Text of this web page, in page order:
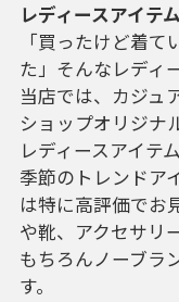
レディースアイテ
「買ったけど着
た」そんなレディ
当店では、カジュ
ショップオリジナ
レディースアイテ
季節のトレンドア
は特に高評価でお
や靴、アクセサリ
もちろんノーブラ
す。